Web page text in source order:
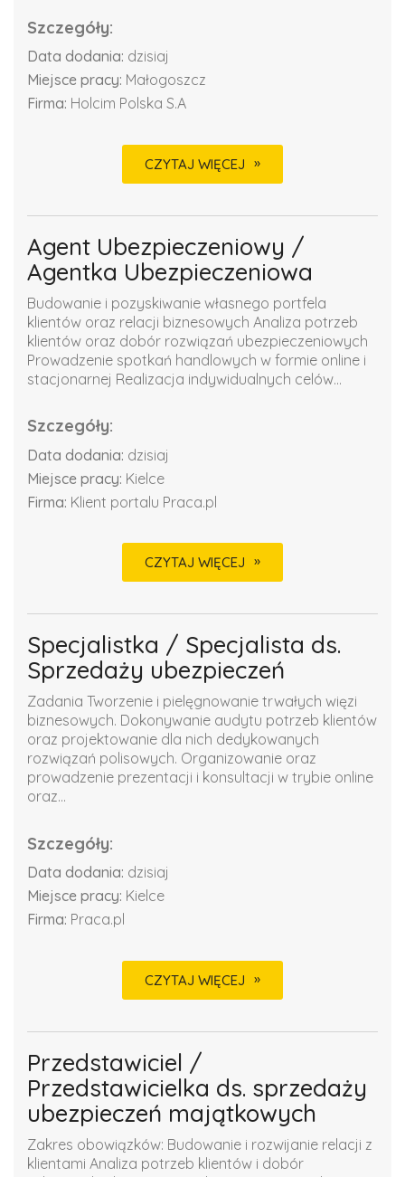
Szczegóły:
Data dodania: dzisiaj
Miejsce pracy: Małogoszcz
Firma: Holcim Polska S.A
CZYTAJ WIĘCEJ
Agent Ubezpieczeniowy /
Agentka Ubezpieczeniowa
Budowanie i pozyskiwanie własnego portfela
klientów oraz relacji biznesowych Analiza potrzeb
klientów oraz dobór rozwiązań ubezpieczeniowych
Prowadzenie spotkań handlowych w formie online i
stacjonarnej Realizacja indywidualnych celów...
Szczegóły:
Data dodania: dzisiaj
Miejsce pracy: Kielce
Firma: Klient portalu Praca.pl
CZYTAJ WIĘCEJ
Specjalistka / Specjalista ds.
Sprzedaży ubezpieczeń
Zadania Tworzenie i pielęgnowanie trwałych więzi
biznesowych. Dokonywanie audytu potrzeb klientów
oraz projektowanie dla nich dedykowanych
rozwiązań polisowych. Organizowanie oraz
prowadzenie prezentacji i konsultacji w trybie online
oraz...
Szczegóły:
Data dodania: dzisiaj
Miejsce pracy: Kielce
Firma: Praca.pl
CZYTAJ WIĘCEJ
Przedstawiciel /
Przedstawicielka ds. sprzedaży
ubezpieczeń majątkowych
Zakres obowiązków: Budowanie i rozwijanie relacji z
klientami Analiza potrzeb klientów i dobór